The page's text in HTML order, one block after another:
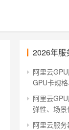
2026年服
阿里云
GPU卡规
阿里云
弹性、场
阿里云服